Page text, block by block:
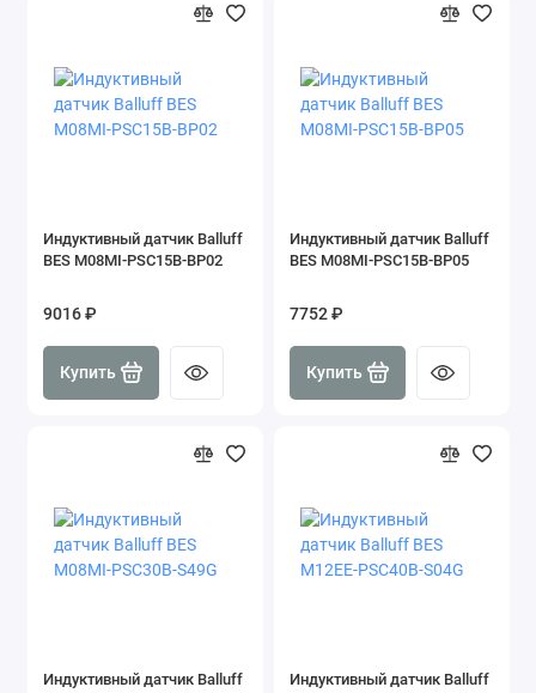
Индуктивный датчик Balluff
BES M08MI-PSC15B-BP02
9016 ₽
Купить
Индуктивный датчик Balluff
BES M08MI-PSC15B-BP05
7752 ₽
Купить
Индуктивный датчик Balluff
Индуктивный датчик Balluff